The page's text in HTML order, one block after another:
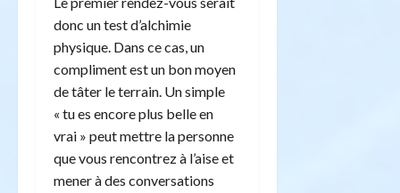
donc un test d’alchimie
physique. Dans ce cas, un
compliment est un bon moyen
de tâter le terrain. Un simple
« tu es encore plus belle en
vrai » peut mettre la personne
que vous rencontrez à l’aise et
mener à des conversations